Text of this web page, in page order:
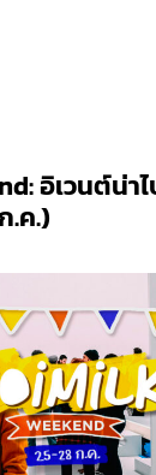
อิเวนต์น่า
.ค.)